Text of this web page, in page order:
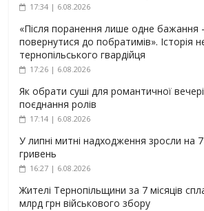
17:34 | 6.08.2026
«Після поранення лише одне бажання
повернутися до побратимів». Історія
тернопільського гвардійця
17:26 | 6.08.2026
Як обрати суші для романтичної
поєднання ролів
17:14 | 6.08.2026
У липні митні надходження зросли на
гривень
16:27 | 6.08.2026
Жителі Тернопільщини за 7 місяців
млрд грн військового збору